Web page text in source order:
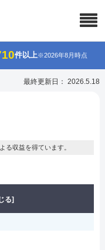
件以上※2026年8月時点
最終更新日： 2026.5.18
る収益を得ています。
る]